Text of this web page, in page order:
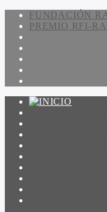
FUNDACIÓN
PREMIO RFI-